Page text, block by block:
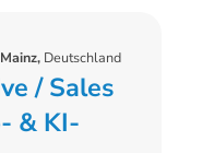
Deutschland
/ Sales
& KI-